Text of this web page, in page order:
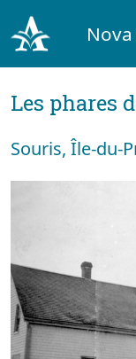
Les phares
Souris, Île-du-